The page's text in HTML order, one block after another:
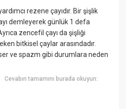
rezene çayıdır. Bir şişlik
demleyerek günlük 1 defa
zencefil çayı da şişliği
bitkisel çaylar arasındadır.
ve spazm gibi durumlara neden
Cevabın tamamını burada okuyun: